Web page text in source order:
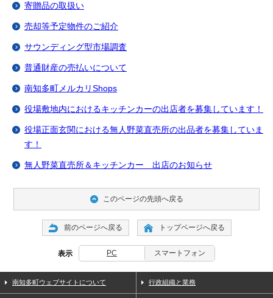
寄贈品の取扱い
売却等予定物件のご紹介
サウンディング型市場調査
普通財産の売払いについて
南知多町メルカリShops
役場敷地内におけるキッチンカーの出店者を募集しています！
役場正面玄関における無人野菜直売所の出品者を募集していま
す！
無人野菜直売所＆キッチンカー 出店のお知らせ
このページの先頭へ戻る
前のページへ戻る トップページへ戻る
表示 PC スマートフォン
南知多町ウェブサイトについて 行政組織と業務